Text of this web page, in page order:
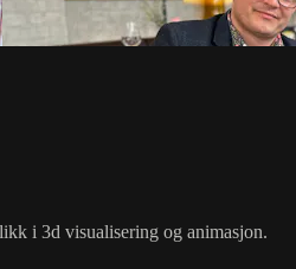
i 3d visualisering og animasjon.